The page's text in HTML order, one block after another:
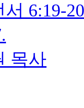
6:19-20
목사